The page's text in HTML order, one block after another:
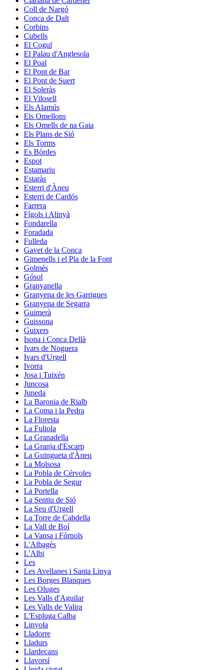
Coll de Nargó
Conca de Dalt
Corbins
Cubells
El Cogul
El Palau d'Anglesola
El Poal
El Pont de Bar
El Pont de Suert
El Soleràs
El Vilosell
Els Alamús
Els Omellons
Els Omells de na Gaia
Els Plans de Sió
Els Torms
Es Bòrdes
Espot
Estamariu
Estaràs
Esterri d'Àneu
Esterri de Cardós
Farrera
Fígols i Alinyà
Fondarella
Foradada
Fulleda
Gavet de la Conca
Gimenells i el Pla de la Font
Golmés
Gósol
Granyanella
Granyena de les Garrigues
Granyena de Segarra
Guimerà
Guissona
Guixers
Isona i Conca Dellà
Ivars de Noguera
Ivars d'Urgell
Ivorra
Josa i Tuixén
Juncosa
Juneda
La Baronia de Rialb
La Coma i la Pedra
La Floresta
La Fuliola
La Granadella
La Granja d'Escarp
La Guingueta d'Àneu
La Molsosa
La Pobla de Cérvoles
La Pobla de Segur
La Portella
La Sentiu de Sió
La Seu d'Urgell
La Torre de Cabdella
La Vall de Boí
La Vansa i Fórnols
L'Albagés
L'Albi
Les
Les Avellanes i Santa Linya
Les Borges Blanques
Les Oluges
Les Valls d'Aguilar
Les Valls de Valira
L'Espluga Calba
Linyola
Lladorre
Lladurs
Llardecans
Llavorsí